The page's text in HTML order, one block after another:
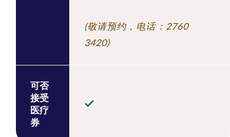
(敬请预约，电话：2760
3420)
可否
接受
医疗
券